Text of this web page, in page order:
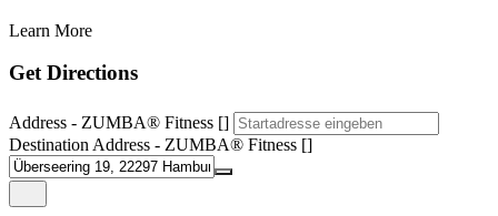
Learn More
Get Directions
Address - ZUMBA® Fitness []
Destination Address - ZUMBA® Fitness []